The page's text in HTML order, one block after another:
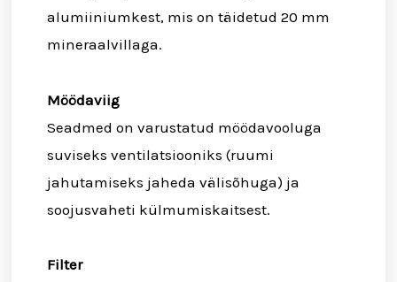
alumiiniumkest, mis on täidetud 20 mm
mineraalvillaga.
Möödaviig
Seadmed on varustatud möödavooluga
suviseks ventilatsiooniks (ruumi
jahutamiseks jaheda välisõhuga) ja
soojusvaheti külmumiskaitsest.
Filter